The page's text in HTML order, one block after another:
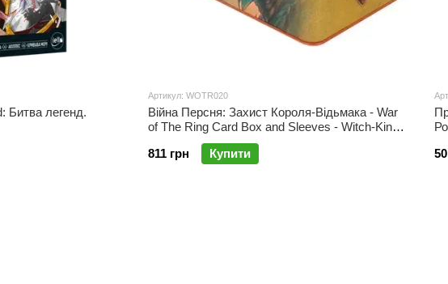
Geekach Games можна в інтернет магазині Woodcat.
локалізації світових настільних хітів – Geekach Games стане чудовим
Битва легенд.
Артикул: WOTR020
Війна Персня: Захист Короля-Відьмака - War
of The Ring Card Box and Sleeves - Witch-King
811 грн
Купити